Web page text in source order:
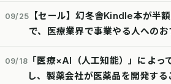
09/25
【セール】幻冬舎Kindle本が半
で、医療業界で事業やる人への
09/18 「医療×AI（人工知能）」によっ
し、製薬会社が医薬品を開発す